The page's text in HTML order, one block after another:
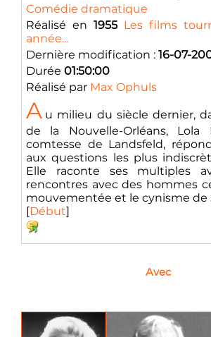
Comédie dramatique
Réalisé en 1955 Les films
année...
Dernière modification : 16-07-
Durée 01:50:00
Réalisé par Max Ophuls
A u milieu du siècle dernier,
de la Nouvelle-Orléans, Lola
comtesse de Landsfeld,
aux questions les plus
Elle raconte ses multiples
rencontres avec des hommes
mouvementée et le cynisme de
[Début]
Avec